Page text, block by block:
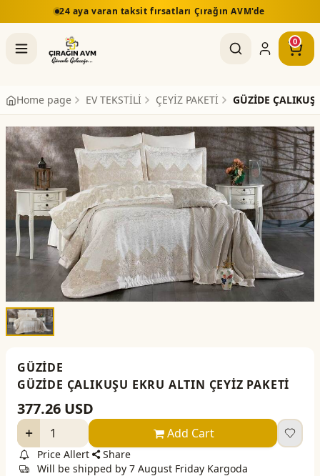
24 aya varan taksit fırsatları Çırağın AVM'de
0
Home page EV TEKSTİLİ ÇEYİZ PAKETİ GÜZİDE
GÜZİDE
GÜZİDE ÇALIKUŞU EKRU ALTIN ÇEYİZ PAKETİ
377.26 USD
Add Cart
Price Allert
Share
Will be shipped by 7 August Friday Kargoda